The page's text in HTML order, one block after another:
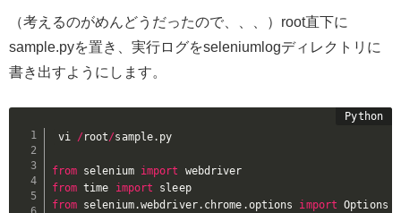
（考えるのがめんどうだったので、、、）root直下に
sample.pyを置き、実行ログをseleniumlogディレクトリに
書き出すようにします。
vi / root/sample. py
from selenium import
from time import
sleep
from selenium.webdriver. chrome .options import Options